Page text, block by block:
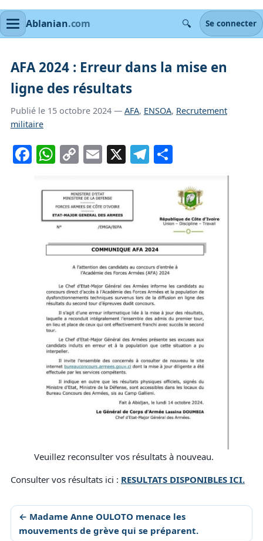
Ablanian.com 🔍 Se connecter
AFA 2024 : Erreur dans la mise en
ligne des résultats
Publié le 15 octobre 2024 — AFA, ENSOA, Recrutement
militaire
Facebook
WhatsApp
CopyEmail
X Telegram
Partager
Veuillez reconsulter vos résultats à nouveau.
Consulter vos résultats ici : RESULTATS DISPONIBLES ICI.
← Madame Anne OULOTO menace les
mouvements de grève qui se préparent.